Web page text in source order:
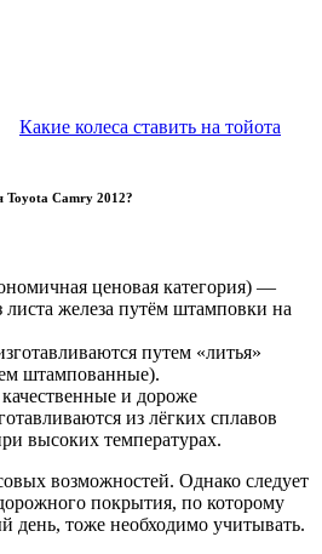
Какие колеса ставить на тойота
Toyota Camry 2012?
ценовая категория) —
листа железа путём штамповки на
путем «литья»
штампованные).
и дороже
из лёгких сплавов
высоких температурах.
возможностей. Однако следует
покрытия, по которому
день, тоже необходимо учитывать.